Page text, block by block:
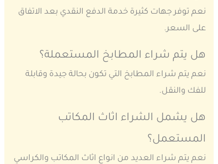
نعم توفر جهات كثيرة خدمة الدفع النقدي بعد الاتفاق
على السعر.
هل يتم شراء المطابخ المستعملة؟
نعم يتم شراء المطابخ التي تكون بحالة جيدة وقابلة
للفك والنقل.
هل يشمل الشراء اثاث المكاتب
المستعمل؟
نعم يتم شراء العديد من انواع اثاث المكاتب والكراسي